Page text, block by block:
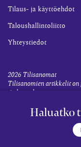
Tilaus- ja käyttöehdot
Taloushallintoliitto
Yhteystiedot
2026 Tilisanomat
Tilisanomien artikkelit
tiedon valossa.
EvästevalinnatHaluatko